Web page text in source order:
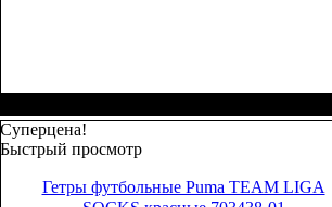
Суперцена!
Быстрый просмотр
Гетры футбольные Puma TEAM LIGA